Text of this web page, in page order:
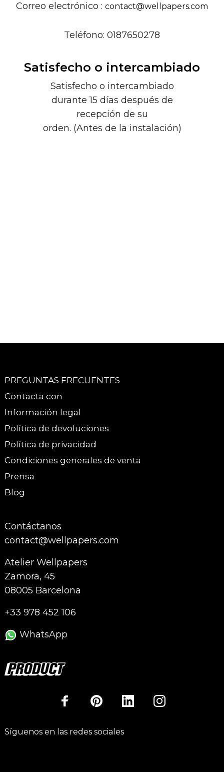
Correo electrónico : contact@wellpapers.com
Teléfono: 0187650278
Satisfecho o intercambiado
Satisfecho o intercambiado
durante 15 días después de
recepción de su
orden. (Antes de la instalación)
PREGUNTAS FRECUENTES
Contacta con
Información legal
Política de devoluciones
Política de privacidad
Condiciones generales de venta
Prensa
Blog
Contáctanos
contact@wellpapers.com
Atelier Wellpapers
Zamora, 45
08005 Barcelona
+33 978 452 106
WhatsApp
Síguenos en las redes sociales